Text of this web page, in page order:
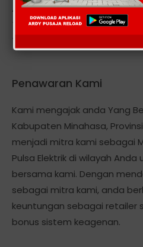
Alamat kantor kami berlokasi
TINGKEUM-KECAMATAN
TIMUR-PROVINSI ACEH .
Penawaran Kami
Kami mengajak anda Yang
Kabupaten Minahasa,
menjadi mitra kami sebagai
Pulsa Elektrik di wilayah
bersama kami. Dengan
sebagai mitra kami, anda
keuntungan sebagai retailer
bonus sistem keagenan.